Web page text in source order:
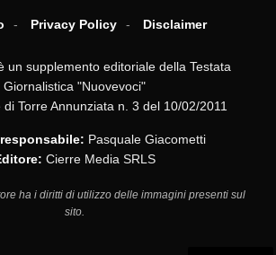
Privacy Policy Disclaimer
un supplemento editoriale della Testata
Giornalistica "Nuovevoci"
Torre Annunziata n. 3 del 10/02/2011
Pasquale Giacometti
Cierre Media SRLS
ha i diritti di utilizzo delle immagini presenti sul
sito.